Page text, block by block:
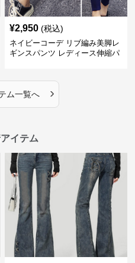
¥2,950 (税込)
ネイビーコーデ リブ編み美脚レ
ギンスパンツ レディース伸縮パ
ム一覧へ ›
イテム